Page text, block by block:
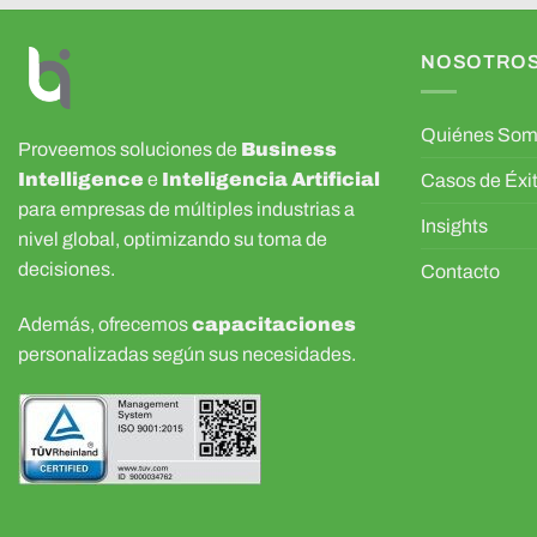
Proveemos soluciones de Business
Intelligence e Inteligencia Artificial
para empresas de múltiples industrias a
nivel global, optimizando su toma de
decisiones.
Además, ofrecemoscapacitaciones
personalizadas según sus necesidades.
Quiénes
Casos de
Insights
Contacto